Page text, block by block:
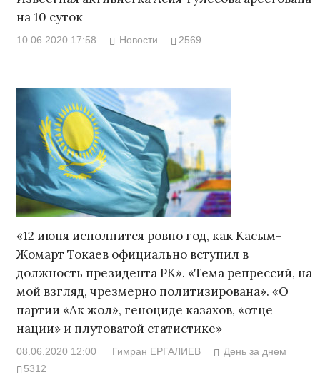
на 10 суток
10.06.2020 17:58 Новости 2569
«12 июня исполнится ровно год, как Касым-
Жомарт Токаев официально вступил в
должность президента РК». «Тема репрессий, на
мой взгляд, чрезмерно политизирована». «О
партии «Ак жол», геноциде казахов, «отце
нации» и плутоватой статистике»
08.06.2020 12:00 Гимран ЕРГАЛИЕВ
День за днем
5312